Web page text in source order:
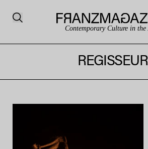
Contemporary Culture in the
REGISSEUR